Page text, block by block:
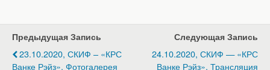
Предыдущая Запись
23.10.2020, СКИФ – «КРС
Ванке Рэйз», Фотогалерея
Следующая Запись
24.10.2020, СКИФ — «КРС
Ванке Рэйз», Трансляция